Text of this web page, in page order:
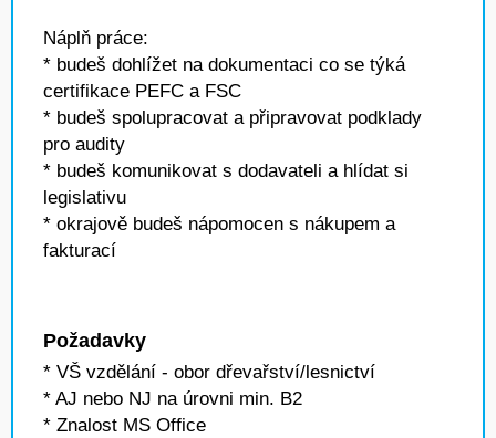
Náplň práce:
* budeš dohlížet na dokumentaci co se týká
certifikace PEFC a FSC
* budeš spolupracovat a připravovat podklady
pro audity
* budeš komunikovat s dodavateli a hlídat si
legislativu
* okrajově budeš nápomocen s nákupem a
fakturací
Požadavky
* VŠ vzdělání - obor dřevařství/lesnictví
* AJ nebo NJ na úrovni min. B2
* Znalost MS Office